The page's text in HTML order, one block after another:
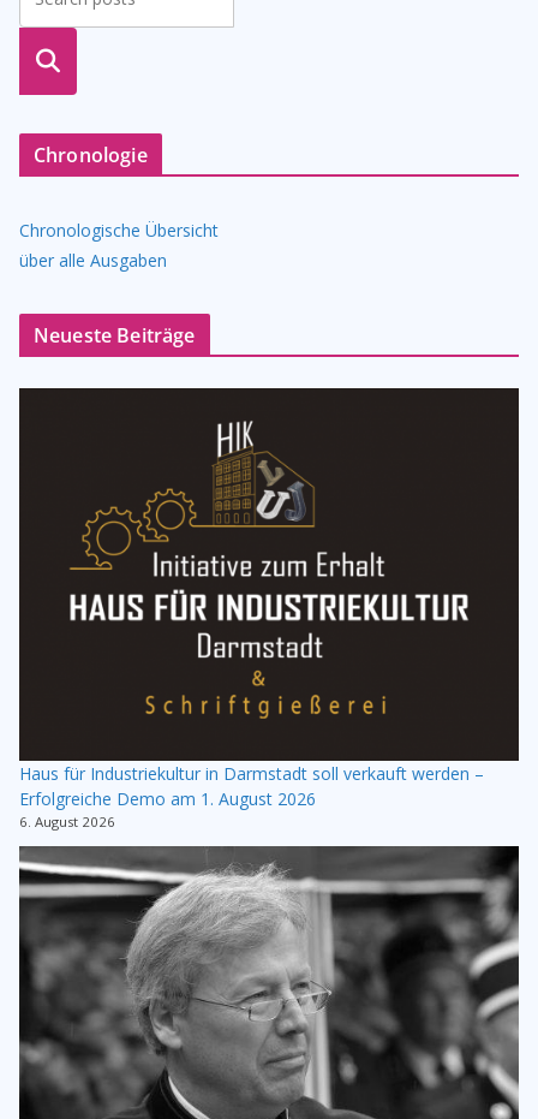
suche
Chronologie
Chronologische Übersicht
über alle Ausgaben
Neueste Beiträge
Haus für Industriekultur in Darmstadt soll verkauft werden –
Erfolgreiche Demo am 1. August 2026
6. August 2026